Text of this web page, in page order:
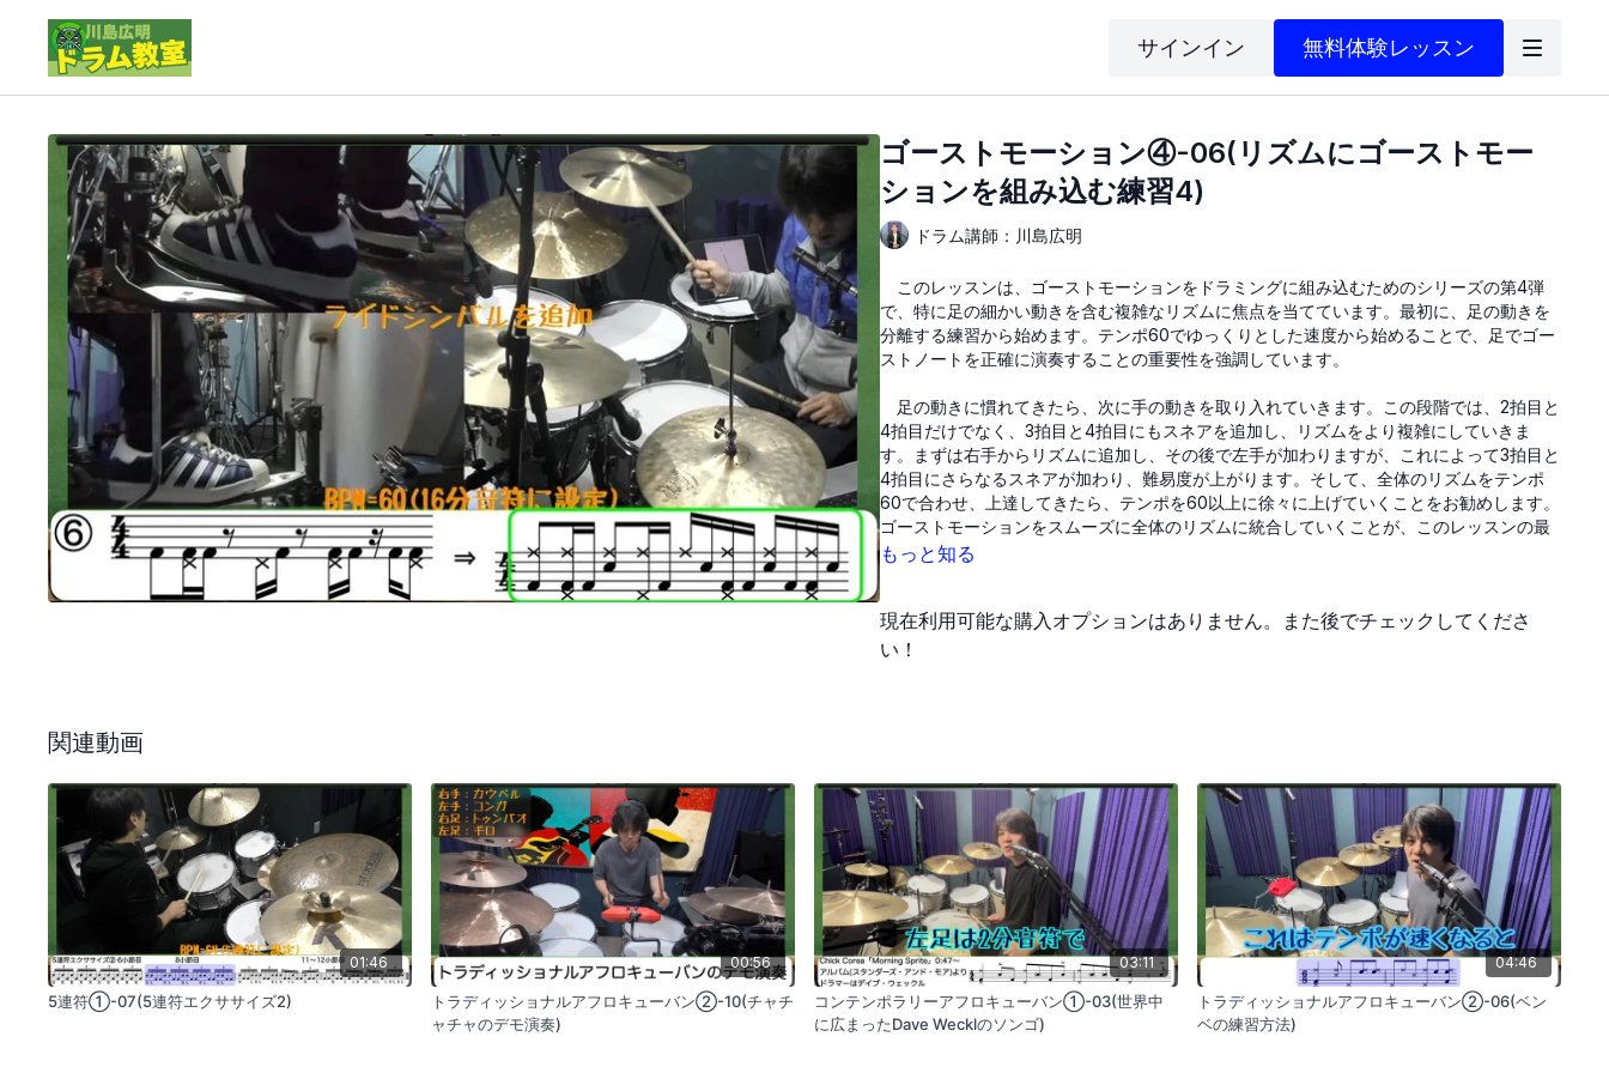
サインイン 無料体験レッスン
ゴーストモーション④-06(リズムにゴーストモー
ションを組み込む練習4)
ドラム講師：川島広明
このレッスンは、ゴーストモーションをドラミングに組み込むためのシリーズの第4弾
で、特に足の細かい動きを含む複雑なリズムに焦点を当てています。最初に、足の動きを
分離する練習から始めます。テンポ60でゆっくりとした速度から始めることで、足でゴー
ストノートを正確に演奏することの重要性を強調しています。
足の動きに慣れてきたら、次に手の動きを取り入れていきます。この段階では、2拍目と
4拍目だけでなく、3拍目と4拍目にもスネアを追加し、リズムをより複雑にしていきま
す。まずは右手からリズムに追加し、その後で左手が加わりますが、これによって3拍目と
4拍目にさらなるスネアが加わり、難易度が上がります。そして、全体のリズムをテンポ
60で合わせ、上達してきたら、テンポを60以上に徐々に上げていくことをお勧めします。
ゴーストモーションをスムーズに全体のリズムに統合していくことが、このレッスンの最
終目標です。
もっと知る
現在利用可能な購入オプションはありません。また後でチェックしてくださ
い！
関連動画
01:46
5連符①-07(5連符エクササイズ2)
00:56
トラディッショナルアフロキューバン②-10(チャチ
ャチャのデモ演奏)
03:11
コンテンポラリーアフロキューバン①-03(世界中
に広まったDave Wecklのソンゴ)
04:46
トラディッショナルアフロキューバン②-06(ベン
ベの練習方法)